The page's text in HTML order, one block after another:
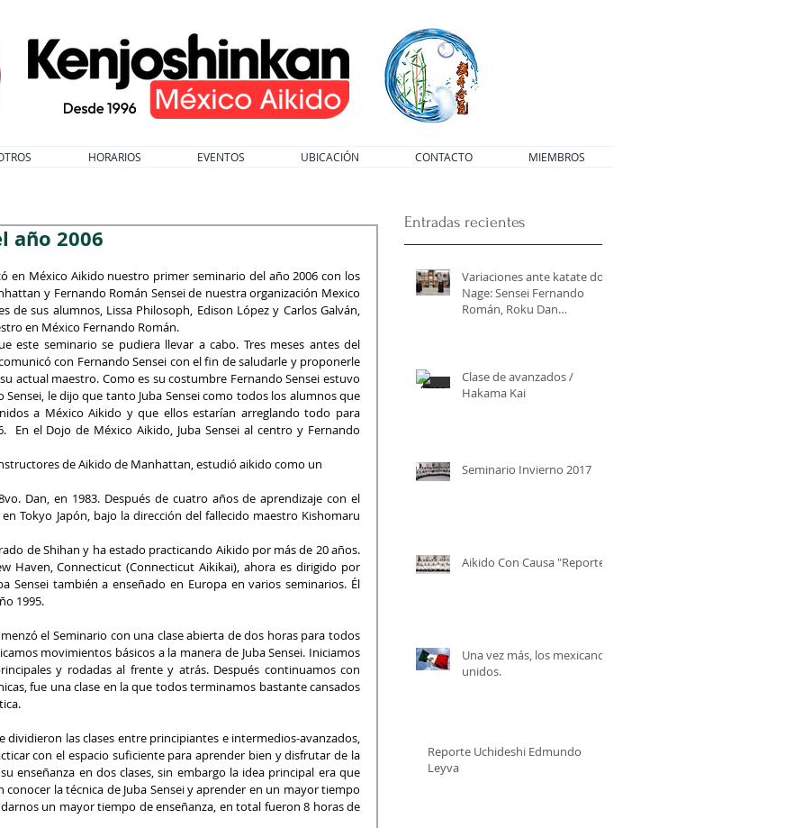
HORARIOS EVENTOS UBICACIÓN CONTACTO MIEMBROS
año 2006
en México Aikido nuestro primer seminario del año 2006 con los
y Fernando Román Sensei de nuestra organización Mexico
de sus alumnos, Lissa Philosoph, Edison López y Carlos Galván,
en México Fernando Román.
este seminario se pudiera llevar a cabo. Tres meses antes del
con Fernando Sensei con el fin de saludarle y proponerle
actual maestro. Como es su costumbre Fernando Sensei estuvo
le dijo que tanto Juba Sensei como todos los alumnos que
a México Aikido y que ellos estarían arreglando todo para
En el Dojo de México Aikido, Juba Sensei al centro y Fernando
de Aikido de Manhattan, estudió aikido como un
Dan, en 1983. Después de cuatro años de aprendizaje con el
Tokyo Japón, bajo la dirección del fallecido maestro Kishomaru
de Shihan y ha estado practicando Aikido por más de 20 años.
Haven, Connecticut (Connecticut Aikikai), ahora es dirigido por
Sensei también a enseñado en Europa en varios seminarios. Él
1995.
el Seminario con una clase abierta de dos horas para todos
movimientos básicos a la manera de Juba Sensei. Iniciamos
y rodadas al frente y atrás. Después continuamos con
fue una clase en la que todos terminamos bastante cansados
dividieron las clases entre principiantes e intermedios-avanzados,
con el espacio suficiente para aprender bien y disfrutar de la
enseñanza en dos clases, sin embargo la idea principal era que
la técnica de Juba Sensei y aprender en un mayor tiempo
darnos un mayor tiempo de enseñanza, en total fueron 8 horas de
Entradas recientes
Variaciones ante katate dori
Nage: Sensei Fernando
Román, Roku Dan
Clase de avanzados /
Hakama Kai
Seminario Invierno 2017
Aikido Con Causa "Reporte"
Una vez más, los mexicanos
unidos.
Reporte Uchideshi Edmundo
Leyva